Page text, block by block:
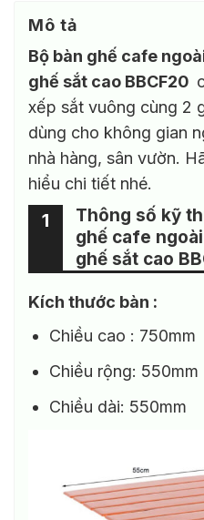
Mô tả
Bộ bàn ghế cafe
ghế sắt cao BBCF20
xếp sắt vuông cùng 2
dùng cho không gian
nhà hàng, sân vườn.
hiểu chi tiết nhé.
Thông số kỹ
ghế cafe
ghế sắt cao
1
Kích thước bàn :
Chiều cao : 750mm
Chiều rộng: 550mm
Chiều dài: 550mm